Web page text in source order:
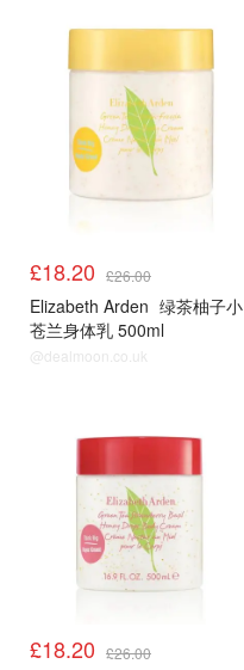
£18.20 £26.00
Elizabeth Arden 绿茶柚子小
苍兰身体乳 500ml
@dealmoon.co.uk
£18.20 £26.00